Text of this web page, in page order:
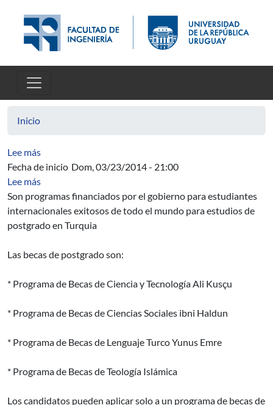
Inicio
Lee mássobre Especificación de Contratos de Software con
Fecha de inicio Dom, 03/23/2014 - 21:00
Lee mássobre Programas de becas de postgrado Türkiye
Son programas financiados por el gobierno para estudiantes
internacionales exitosos de todo el mundo para estudios de
postgrado en Turquia
Las becas de postgrado son:
* Programa de Becas de Ciencia y Tecnología Ali Kusçu
* Programa de Becas de Ciencias Sociales ibni Haldun
* Programa de Becas de Lenguaje Turco Yunus Emre
* Programa de Becas de Teología Islámica
Los candidatos pueden aplicar solo a un programa de becas de